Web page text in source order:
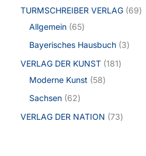
TURMSCHREIBER VERLAG 69
Allgemein 65
Bayerisches Hausbuch 3
VERLAG DER KUNST 181
Moderne Kunst
58
Sachsen 62
VERLAG DER NATION 73